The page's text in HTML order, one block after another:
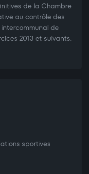
de la Chambre
au contrôle des
de
2013 et suivants.
sportives